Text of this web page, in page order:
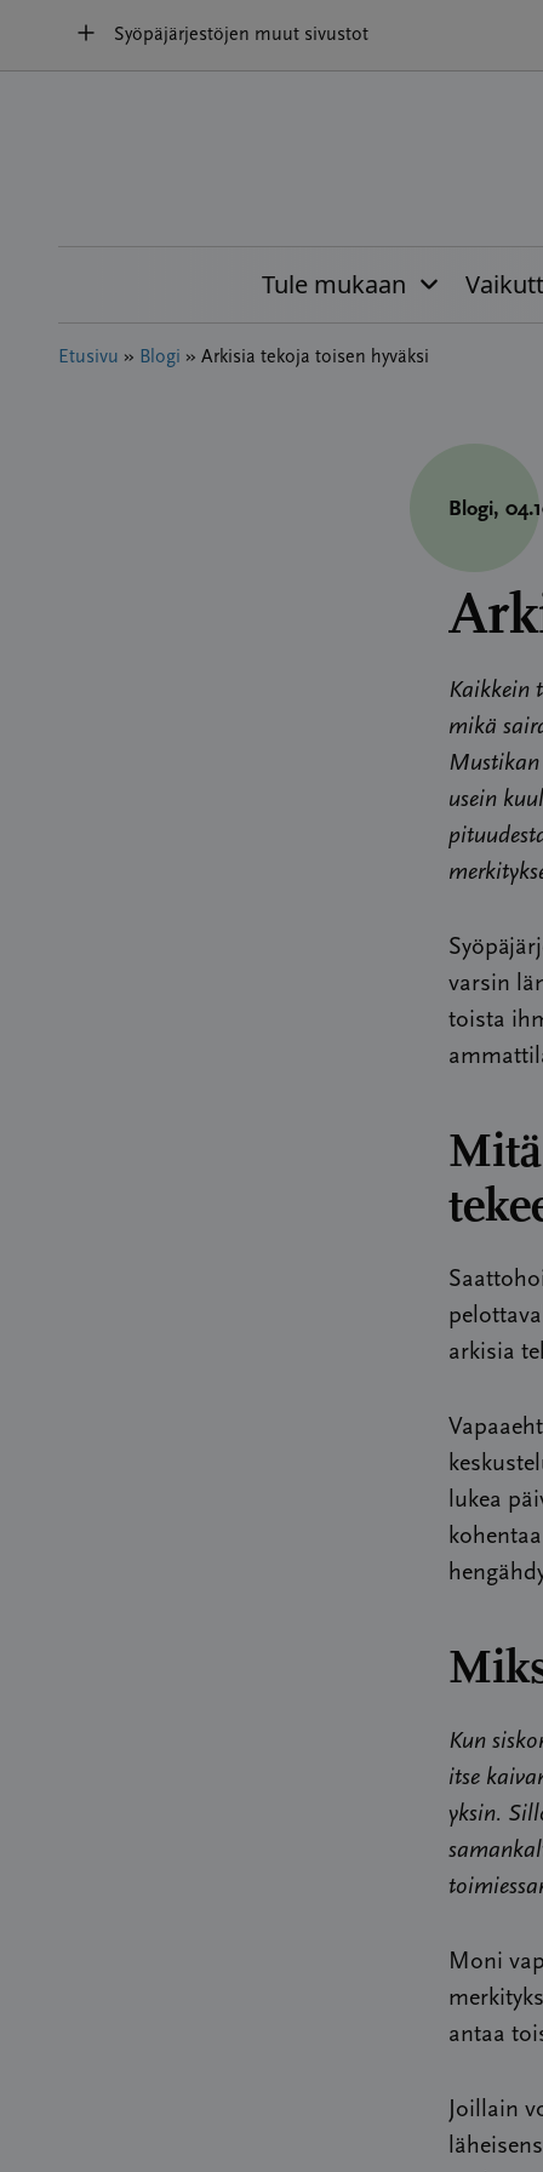
sisältöön
Syöpäjärjestöjen muut sivustot
Tule mukaan
Etusivu » Blogi » Arkisia tekoja toisen hyväksi
Blogi,
Kaikkein
mikä
Mustikan
usein
varsin
toista
arkisia
lukea
Kun
itse
yksin.
Moni
antaa
Joillain